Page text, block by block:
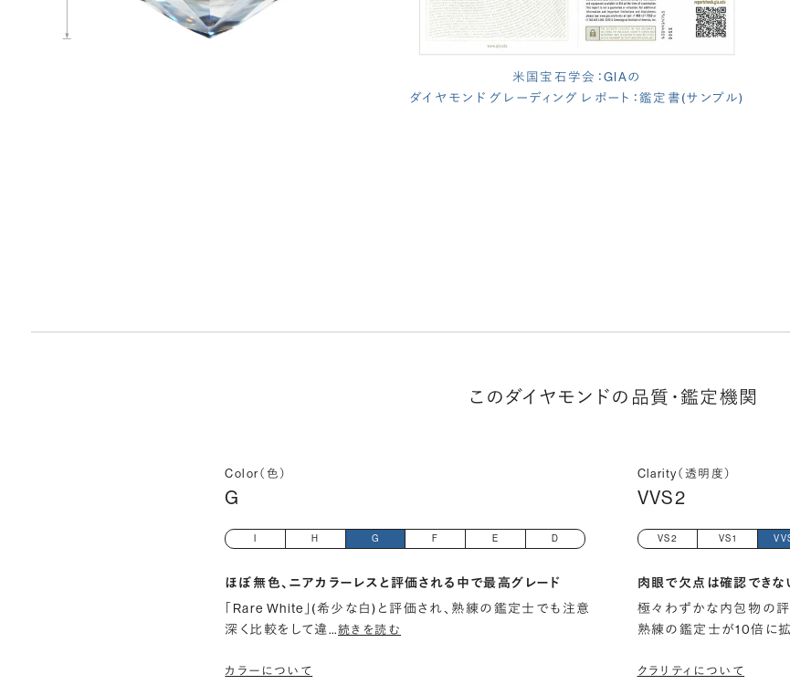
米国宝石学会：GIAの
ダイヤモンド グレーディング レポート：鑑定書(サンプル)
このダイヤモンドの品質・鑑定機関
Color（色）
G
H G F E D
ほぼ無色、ニアカラーレスと評価される中で最高グレード
「Rare White」(希少な白)と評価され、熟練の鑑定士でも注意
深く比較をして違…続きを読む
カラーについて
Clarity（透明度）
VVS2
VS2 VS1
肉眼で欠点は確認できな
極々わずかな内包物の
熟練の鑑定士が10倍に
クラリティについて